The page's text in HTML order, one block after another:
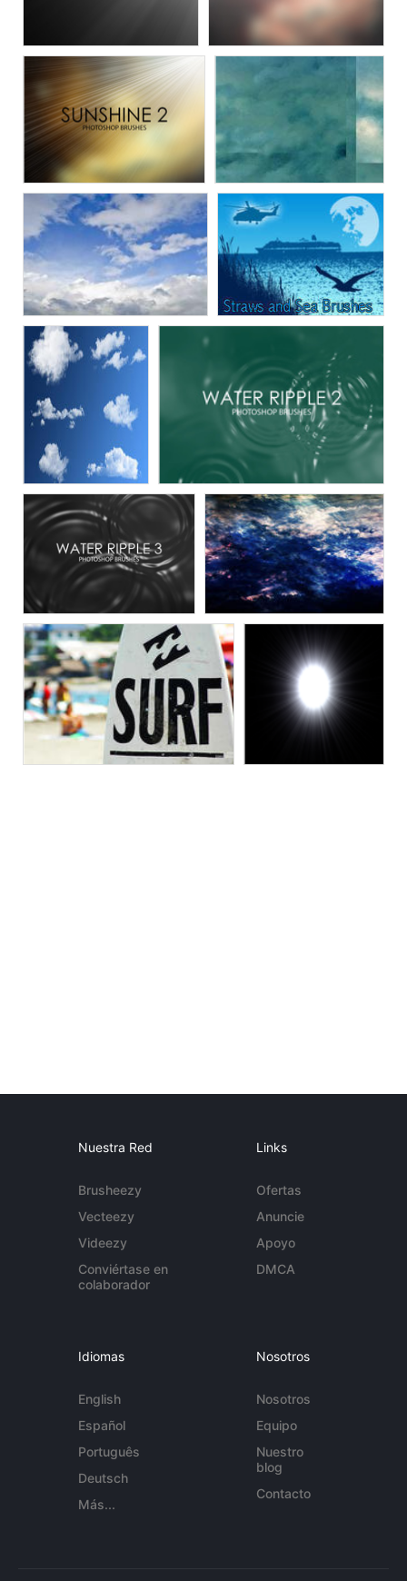
Nuestra Red
Brusheezy
Vecteezy
Videezy
Conviértase en
colaborador
Links
Ofertas
Anuncie
Apoyo
DMCA
Idiomas
English
Español
Português
Deutsch
Más...
Nosotros
Nosotros
Equipo
Nuestro
blog
Contacto